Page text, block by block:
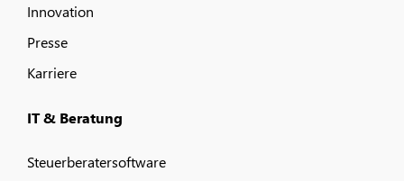
Innovation
Presse
Karriere
IT & Beratung
Steuerberatersoftware